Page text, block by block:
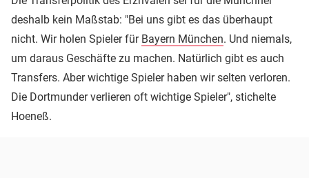
deshalb kein Maßstab: "Bei uns gibt es das überhaupt
nicht. Wir holen Spieler für Bayern München. Und niemals,
um daraus Geschäfte zu machen. Natürlich gibt es auch
Transfers. Aber wichtige Spieler haben wir selten verloren.
Die Dortmunder verlieren oft wichtige Spieler", stichelte
Hoeneß.